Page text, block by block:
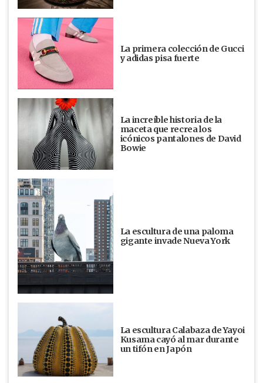
La primera colección de Gucci
y adidas pisa fuerte
La increíble historia de la
maceta que recrea los
icónicos pantalones de David
Bowie
La escultura de una paloma
gigante invade Nueva York
La escultura Calabaza de Yayoi
Kusama cayó al mar durante
un tifón en Japón